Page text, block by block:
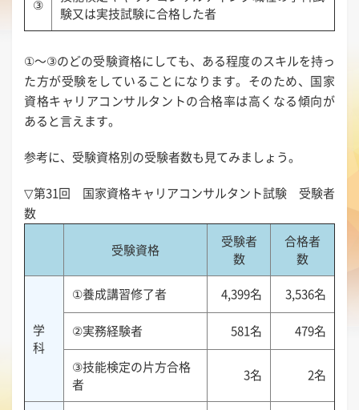
③
験又は実技試験に合格した者
①～③のどの受験資格にしても、ある程度のスキルを持っ
た方が受験をしていることになります。そのため、国家
資格キャリアコンサルタントの合格率は高くなる傾向が
あると言えます。
参考に、受験資格別の受験者数も見てみましょう。
▽第31回 国家資格キャリアコンサルタント試験 受験者
数
受験資格
受験者
数
合格者
数
学
科
①養成講習修了者 4,399名 3,536名
②実務経験者 581名 479名
③技能検定の片方合格
者
3名 2名